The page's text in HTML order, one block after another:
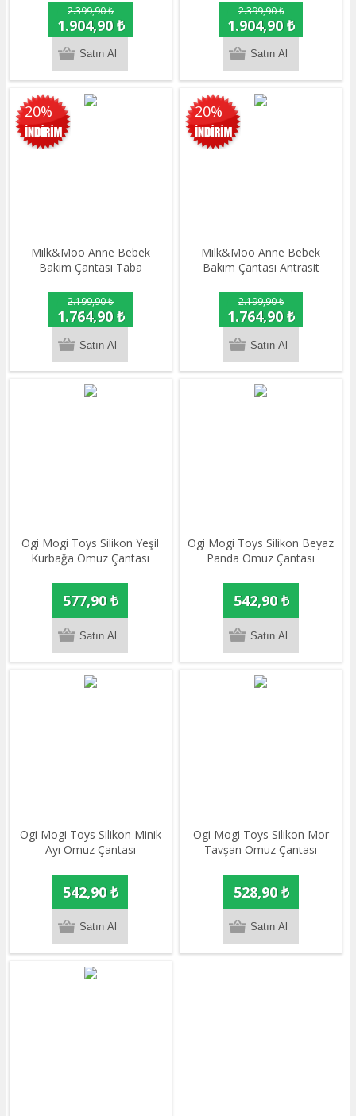
2.399,90 ₺
1.904,90 ₺
2.399,90 ₺
1.904,90 ₺
20%
Milk&Moo Anne Bebek
Bakım Çantası Taba
2.199,90 ₺
1.764,90 ₺
20%
Milk&Moo Anne Bebek
Bakım Çantası Antrasit
2.199,90 ₺
1.764,90 ₺
Ogi Mogi Toys Silikon Yeşil
Kurbağa Omuz Çantası
577,90 ₺
Ogi Mogi Toys Silikon Beyaz
Panda Omuz Çantası
542,90 ₺
Ogi Mogi Toys Silikon Minik
Ayı Omuz Çantası
542,90 ₺
Ogi Mogi Toys Silikon Mor
Tavşan Omuz Çantası
528,90 ₺